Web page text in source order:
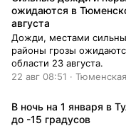
вернутся во второй
дня, а в ночь на
сильными. Вторая
ждет центральные
трое суток в
выпасть до 35 – 50 мм
составляет от
словам температура,
начала октября в
ожидаются в
августа
Дожди, местами
районы грозы
области 23 августа.
22 авг 08:51 ·
В ночь на 1 января в
до -15 градусов